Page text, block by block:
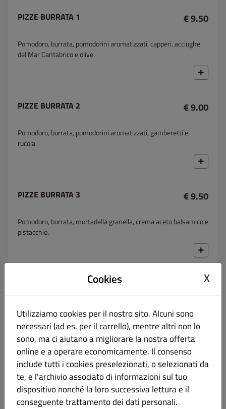
PIZZE BURRATA 1 € 9.50
Pomodoro, burrata, pomodorini aromatizzati, capperi, acciughe
del Mar Cantabrico e olive.
PIZZE BURRATA 2 € 9.00
Pomodoro, burrata, pomodorini aromatizzati, gamberetti e
rucola.
PIZZE BURRATA 3 € 9.50
Pomodoro, burrata, mortadella granella, crema aceto balsamico e
pistacchio.
CREAZIONI KANA'S
PIZZE METRO KANA'S
AGGIUNTE
BIBITE
Cookies X
Utilizziamo cookies per il nostro sito. Alcuni sono
necessari (ad es. per il carrello), mentre altri non lo
sono, ma ci aiutano a migliorare la nostra offerta
online e a operare economicamente. Il consenso
include tutti i cookies preselezionati, o selezionati da
te, e l'archivio associato di informazioni sul tuo
dispositivo nonché la loro successiva lettura e il
conseguente trattamento dei dati personali.